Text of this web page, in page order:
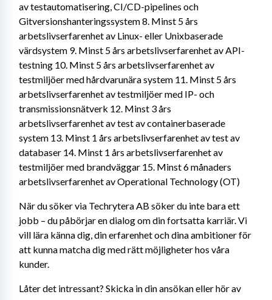
av testautomatisering, CI/CD-pipelines och
Gitversionshanteringssystem 8. Minst 5 års
arbetslivserfarenhet av Linux- eller Unixbaserade
värdsystem 9. Minst 5 års arbetslivserfarenhet av API-
testning 10. Minst 5 års arbetslivserfarenhet av
testmiljöer med hårdvarunära system 11. Minst 5 års
arbetslivserfarenhet av testmiljöer med IP- och
transmissionsnätverk 12. Minst 3 års
arbetslivserfarenhet av test av containerbaserade
system 13. Minst 1 års arbetslivserfarenhet av test av
databaser 14. Minst 1 års arbetslivserfarenhet av
testmiljöer med brandväggar 15. Minst 6 månaders
arbetslivserfarenhet av Operational Technology (OT)
När du söker via Techrytera AB söker du inte bara ett
jobb – du påbörjar en dialog om din fortsatta karriär. Vi
vill lära känna dig, din erfarenhet och dina ambitioner för
att kunna matcha dig med rätt möjligheter hos våra
kunder.
Låter det intressant? Skicka in din ansökan eller hör av